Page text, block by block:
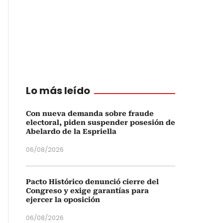
Lo más leído
Con nueva demanda sobre fraude
electoral, piden suspender posesión de
Abelardo de la Espriella
06/08/2026
Pacto Histórico denunció cierre del
Congreso y exige garantías para
ejercer la oposición
06/08/2026